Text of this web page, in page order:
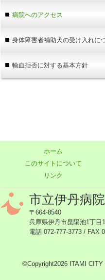
病院へのアクセス
身体障害者補助犬の受け入れに
輸血拒否に対する基本方針
ホーム
このサイトについて
リンク
市立伊丹病院
〒664-8540
兵庫県伊丹市昆陽池1丁目
電話 072-777-3773 / FAX
©Copyright2026 ITAMI